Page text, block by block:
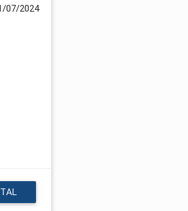
07/2024